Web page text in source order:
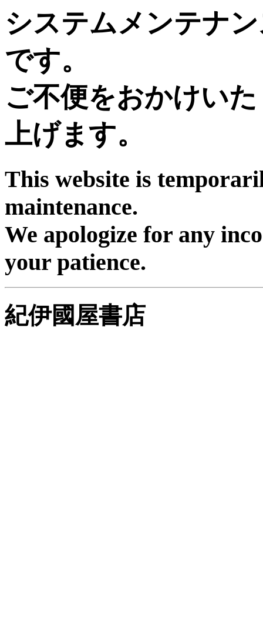
システムメンテナ
です。
ご不便をおかけい
上げます。
This website is
maintenance.
We apologize for any
your patience.
紀伊國屋書店